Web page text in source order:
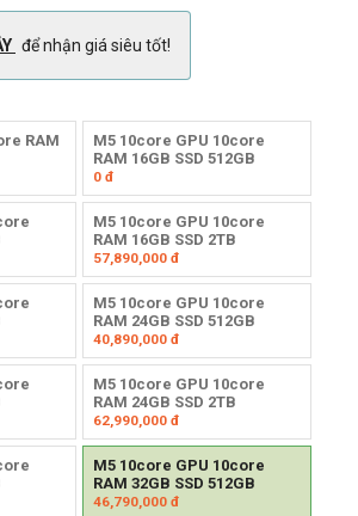
để nhận giá siêu tốt!
RAM
M5 10core GPU 10core
RAM 16GB SSD 512GB
0đ
M5 10core GPU 10core
RAM 16GB SSD 2TB
57,890,000đ
M5 10core GPU 10core
RAM 24GB SSD 512GB
40,890,000đ
M5 10core GPU 10core
RAM 24GB SSD 2TB
62,990,000đ
M5 10core GPU 10core
RAM 32GB SSD 512GB
46,790,000đ